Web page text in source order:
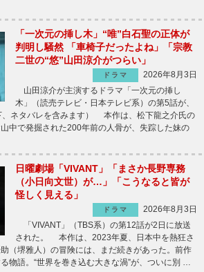
「一次元の挿し木」“唯”白石聖の正体が
判明し騒然 「車椅子だったよね」「宗教
二世の“悠”山田涼介がつらい」
ドラマ
2026年8月3日
山田涼介が主演するドラマ「一次元の挿し
木」（読売テレビ・日本テレビ系）の第5話が、
、ネタバレを含みます） 本作は、松下龍之介氏の
中で発掘された200年前の人骨が、失踪した妹の
日曜劇場「VIVANT」「まさか長野専務
（小日向文世）が…」「こうなると皆が
怪しく見える」
ドラマ
2026年8月3日
「VIVANT」（TBS系）の第12話が2日に放送
された。 本作は、2023年夏、日本中を熱狂さ
（堺雅人）の冒険には、まだ続きがあった。前作
物語。“世界を巻き込む大きな渦”が、ついに別 …